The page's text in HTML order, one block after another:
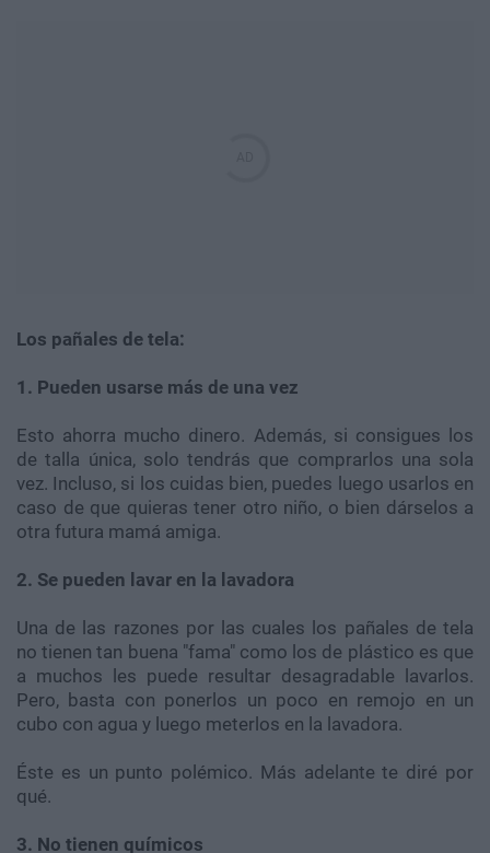
Los pañales de tela:
1. Pueden usarse más de una vez
Esto ahorra mucho dinero. Además, si consigues los
de talla única, solo tendrás que comprarlos una sola
vez. Incluso, si los cuidas bien, puedes luego usarlos en
caso de que quieras tener otro niño, o bien dárselos a
otra futura mamá amiga.
2. Se pueden lavar en la lavadora
Una de las razones por las cuales los pañales de tela
no tienen tan buena "fama" como los de plástico es que
a muchos les puede resultar desagradable lavarlos.
Pero, basta con ponerlos un poco en remojo en un
cubo con agua y luego meterlos en la lavadora.
Éste es un punto polémico. Más adelante te diré por
qué.
3. No tienen químicos